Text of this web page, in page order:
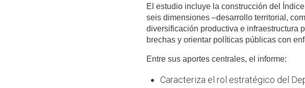
El estudio incluye la construcción del
seis dimensiones –desarrollo territorial,
diversificación productiva e infraestructura
brechas y orientar políticas públicas con
Entre sus aportes centrales, el informe:
Caracteriza el rol estratégico del